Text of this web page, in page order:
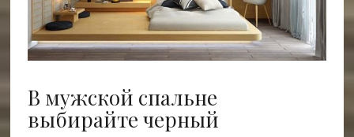
В мужской спальне
выбирайте черный